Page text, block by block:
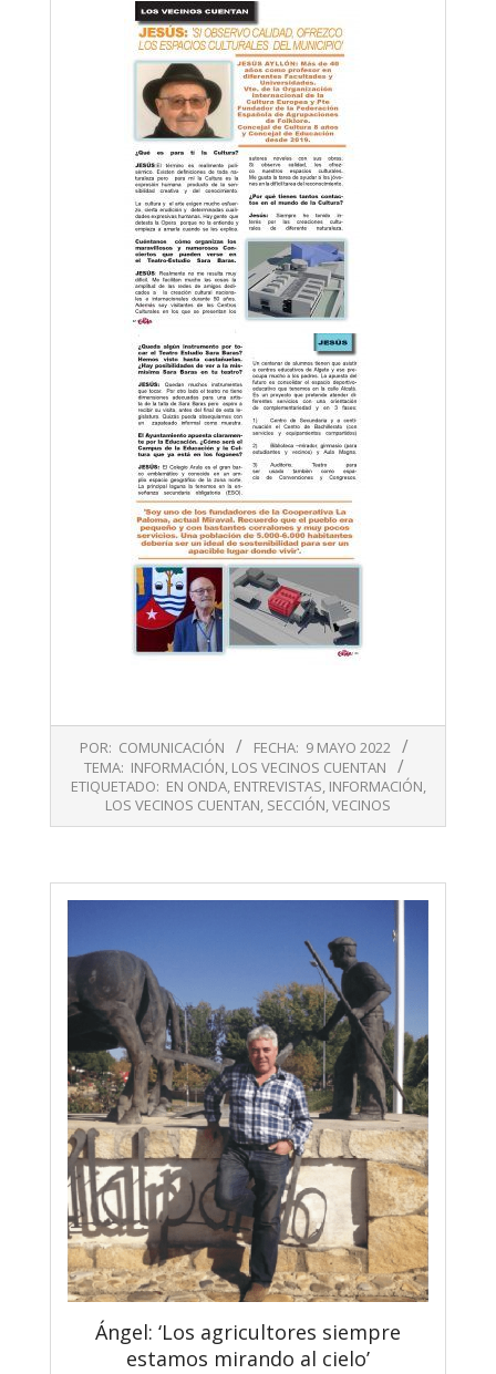
POR: COMUNICACIÓN FECHA: 9 MAYO 2022
TEMA: INFORMACIÓN, LOS VECINOS CUENTAN
ETIQUETADO: EN ONDA, ENTREVISTAS, INFORMACIÓN,
LOS VECINOS CUENTAN, SECCIÓN,VECINOS
Ángel: ‘Los agricultores siempre
estamos mirando al cielo’